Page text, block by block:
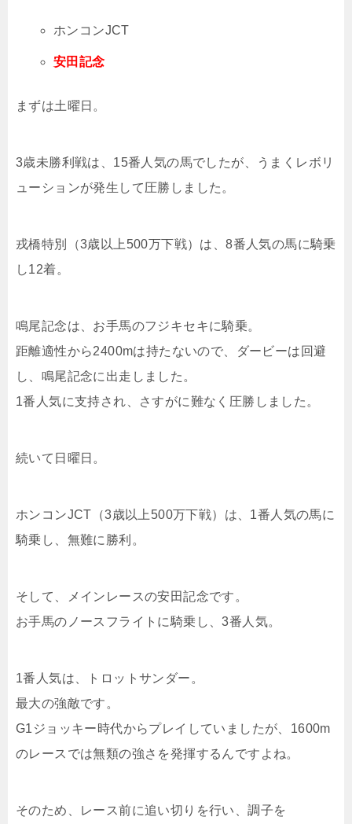
ホンコンJCT
安田記念
まずは土曜日。
3歳未勝利戦は、15番人気の馬でしたが、うまくレボリ
ューションが発生して圧勝しました。
戎橋特別（3歳以上500万下戦）は、8番人気の馬に騎乗
し12着。
鳴尾記念は、お手馬のフジキセキに騎乗。
距離適性から2400mは持たないので、ダービーは回避
し、鳴尾記念に出走しました。
1番人気に支持され、さすがに難なく圧勝しました。
続いて日曜日。
ホンコンJCT（3歳以上500万下戦）は、1番人気の馬に
騎乗し、無難に勝利。
そして、メインレースの安田記念です。
お手馬のノースフライトに騎乗し、3番人気。
1番人気は、トロットサンダー。
最大の強敵です。
G1ジョッキー時代からプレイしていましたが、1600m
のレースでは無類の強さを発揮するんですよね。
そのため、レース前に追い切りを行い、調子を